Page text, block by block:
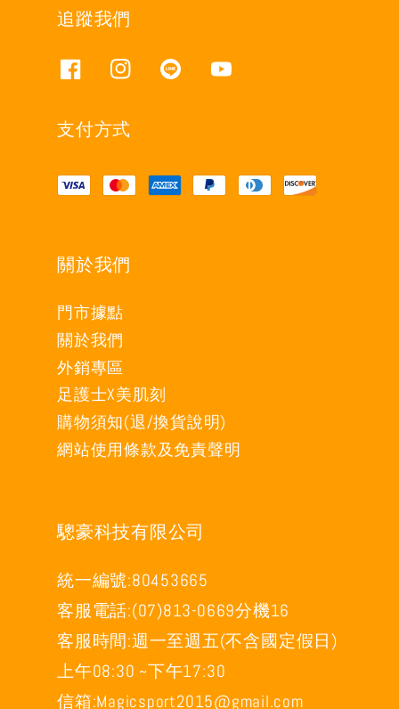
追蹤我們
支付方式
關於我們
門市據點
關於我們
外銷專區
足護士X美肌刻
購物須知(退/換貨說明)
網站使用條款及免責聲明
驄豪科技有限公司
統一編號:80453665
客服電話:(07)813-0669分機16
客服時間:週一至週五(不含國定假日)
上午08:30 ~下午17:30
信箱:Magicsport2015@gmail.com